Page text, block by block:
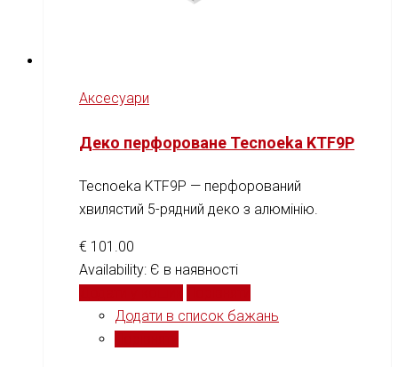
Аксесуари
Деко перфороване Tecnoeka KTF9P
Tecnoeka KTF9P — перфорований
хвилястий 5-рядний деко з алюмінію.
€ 101.00
Availability: Є в наявності
Додати в список бажань